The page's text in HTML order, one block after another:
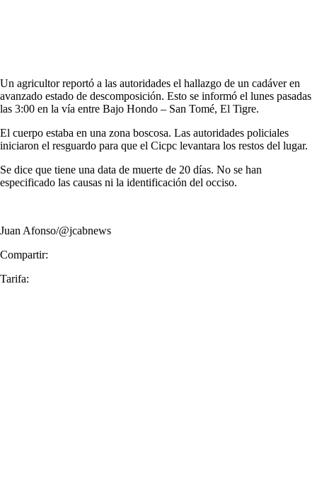
Un agricultor reportó a las autoridades el hallazgo de un cadáver en
avanzado estado de descomposición. Esto se informó el lunes pasadas
las 3:00 en la vía entre Bajo Hondo – San Tomé, El Tigre.
El cuerpo estaba en una zona boscosa. Las autoridades policiales
iniciaron el resguardo para que el Cicpc levantara los restos del lugar.
Se dice que tiene una data de muerte de 20 días. No se han
especificado las causas ni la identificación del occiso.
Juan Afonso/@jcabnews
Compartir:
Tarifa: